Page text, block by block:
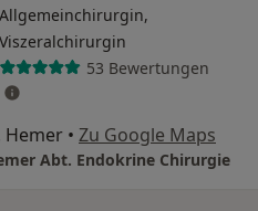
Allgemeinchirurgin,
Viszeralchirurgin
53 Bewertungen
Hemer • Zu Google Maps
Abt. Endokrine Chirurgie